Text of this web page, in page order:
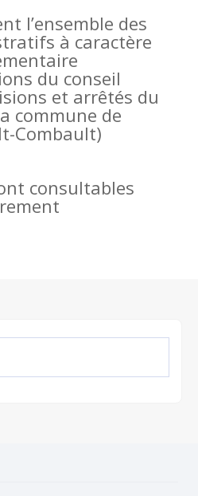
l’ensemble des
à caractère
du conseil
et arrêtés du
commune de
Combault)
consultables